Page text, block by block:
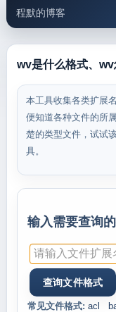
程默的博客
邮件工具
wv是什么格式、
本工具收集各类扩展
便知道各种文件的所
楚的类型文件，试试
具。
输入需要查询
常见文件格式: acl